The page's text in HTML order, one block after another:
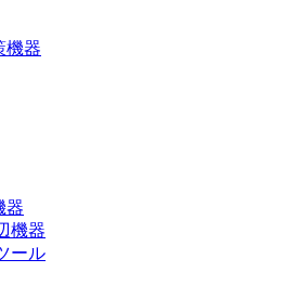
機器
器
機器
ール